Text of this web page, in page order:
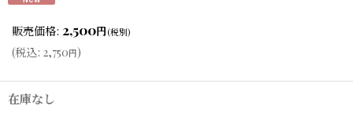
販売価格: 2,500円(税別)
(税込: 2,750円)
在庫なし